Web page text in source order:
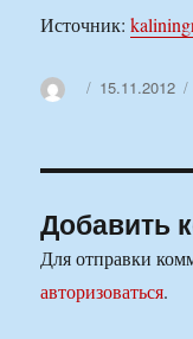
Источник:
Автор15.11.2012
Добавить
Для отправки
авторизоваться.